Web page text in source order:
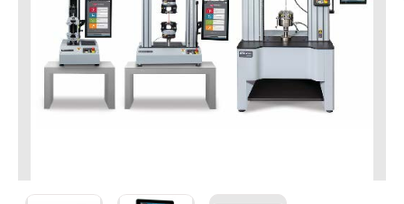
3400シリーズ